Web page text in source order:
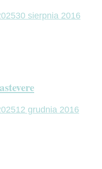
30 sierpnia 2016
12 grudnia 2016